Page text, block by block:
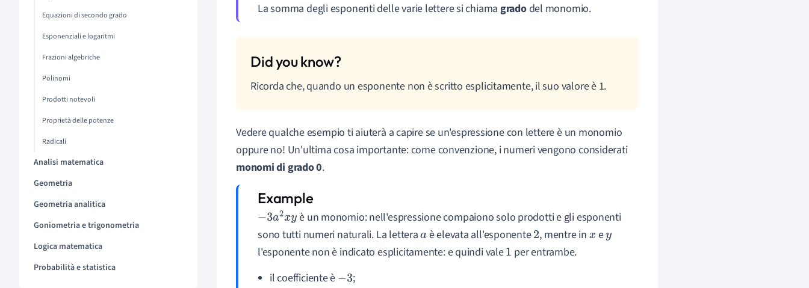
Equazioni di secondo grado
Esponenziali e logaritmi
Frazioni algebriche
Polinomi
Prodotti notevoli
Proprietà delle potenze
Radicali
Analisi matematica
Geometria
Geometria analitica
Goniometria e trigonometria
Logica matematica
Probabilità e statistica
La somma degli esponenti delle varie lettere si chiama gradodel monomio.
Ricorda che, quando un esponente non è scritto esplicitamente, il suo valore è 1.
Vedere qualche esempio ti aiuterà a capire se un'espressione con lettere è un monomio
oppure no! Un'ultima cosa importante: come convenzione, i numeri vengono considerati
monomi di grado 0.
−3a2xy
è un monomio: nell'espressione compaiono solo prodotti e gli esponenti
sono tutti numeri naturali. La letteraaè elevata all'esponente2, mentre in x ey
l'esponente non è indicato esplicitamente: e quindi vale1 per entrambe.
il coefficiente è −3 ;